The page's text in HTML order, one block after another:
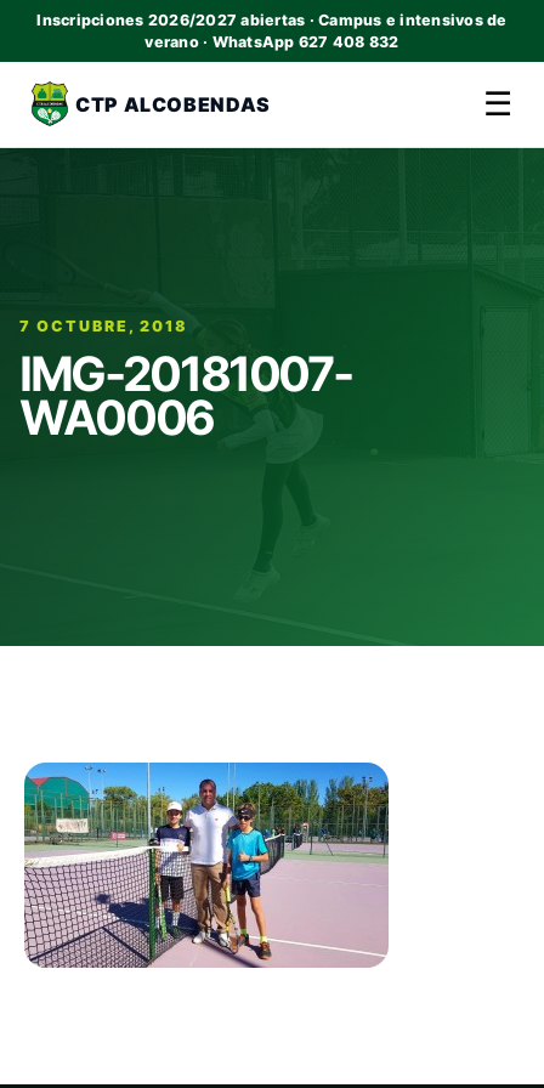
Inscripciones 2026/2027 abiertas · Campus e intensivos de
verano · WhatsApp 627 408 832
CTP ALCOBENDAS ☰
7 OCTUBRE, 2018
IMG-20181007-
WA0006